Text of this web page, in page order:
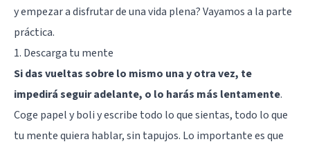
y empezar a disfrutar de una vida plena? Vayamos a la parte
práctica.
1. Descarga tu mente
Si das vueltas sobre lo mismo una y otra vez, te
impedirá seguir adelante, o lo harás más lentamente.
Coge papel y boli y escribe todo lo que sientas, todo lo que
tu mente quiera hablar, sin tapujos. Lo importante es que